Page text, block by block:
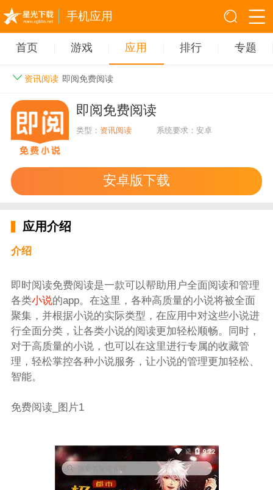
手机应用
首页 游戏 应用 排行 专题
资讯阅读 即阅免费阅读
即阅免费阅读
类型： 资讯阅读 系统要求：安卓
安卓版下载
应用介绍
介绍
即时阅读免费阅读是一款可以帮助用户全面阅读和管理
各类小说的app。在这里，各种高质量的小说将被全面
聚集，并根据小说的实际类型，在应用中对这些小说进
行全面分类，让各类小说的阅读更加轻松顺畅。同时，
对于高质量的小说，也可以在这里进行专属的收藏管
理，轻松掌控各种小说服务，让小说的管理更加轻松、
智能。
免费阅读_图片1